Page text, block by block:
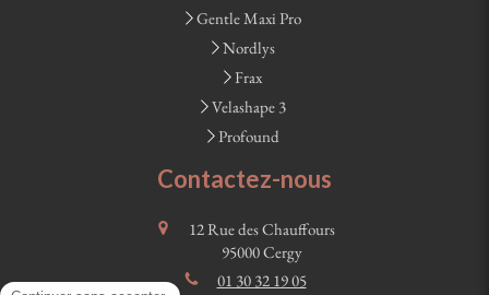
Gentle Maxi Pro
Nordlys
Frax
Velashape 3
Profound
Contactez-nous
12 Rue des Chauffours
95000Cergy
01 30 32 19 05